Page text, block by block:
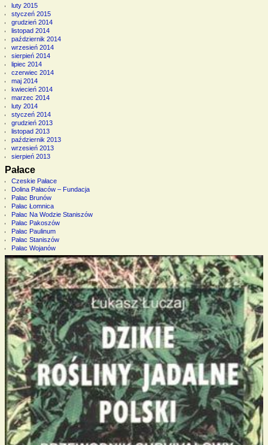
luty 2015
styczeń 2015
grudzień 2014
listopad 2014
październik 2014
wrzesień 2014
sierpień 2014
lipiec 2014
czerwiec 2014
maj 2014
kwiecień 2014
marzec 2014
luty 2014
styczeń 2014
grudzień 2013
listopad 2013
październik 2013
wrzesień 2013
sierpień 2013
Pałace
Czeskie Pałace
Dolina Pałaców – Fundacja
Pałac Brunów
Pałac Łomnica
Pałac Na Wodzie Staniszów
Pałac Pakoszów
Pałac Paulinum
Pałac Staniszów
Pałac Wojanów